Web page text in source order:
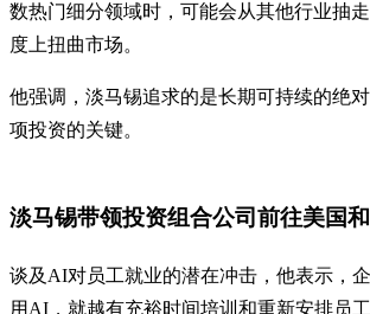
数热门细分领域时，可能会从其他行业抽
度上扭曲市场。
他强调，淡马锡追求的是长期可持续的绝
项投资的关键。
淡马锡带领投资组合公司前往美国
谈及AI对员工就业的潜在冲击，他表示，
用AI，就越有充裕时间培训和重新安排员